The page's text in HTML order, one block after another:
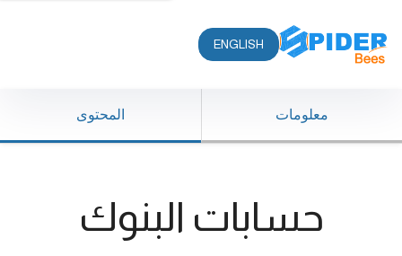
ENGLISH
معلومات المحتوى
حسابات البنوك